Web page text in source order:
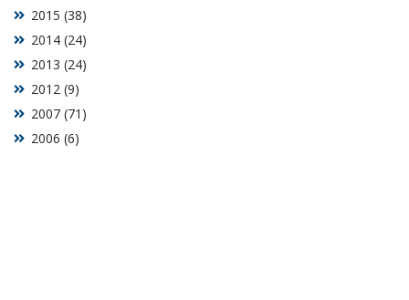
2006 (6)
2007 (71)
2012 (9)
2013 (24)
2014 (24)
2015 (38)